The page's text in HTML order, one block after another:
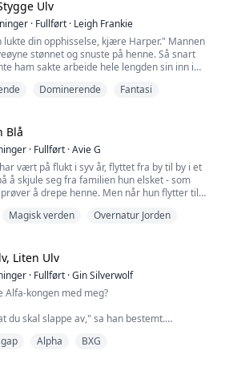
110 da?" fortsatte Rogan å spørre.
litt, og Rogan så forvirret på meg.
var m...
Ulv
· Fullført · Leigh Frankie
lukte din opphisselse, kjære Harper." Mannen
stønnet og snuste på henne. Så snart
ham sakte arbeide hele lengden sin inn i
åpnet Harper øynene. Hun gispet etter
kraftig over hele kroppen.
begynte å jobbe hos Carmichaels, hadde hun
Dominerende Fantasi
Blå
· Fullført ·Avie G
vært på flukt i syv år, flyttet fra by til by i et
å skjule seg fra familien hun elsket - som
å drepe henne. Men når hun flytter til
regel nummer én, ikke få venner, blir satt på
på o...
Magisk verden Overnatur Jorden
Liten Ulv
· Fullført ·Gin Silverwolf
Alfa-kongen med meg?
du skal slappe av," sa han bestemt.
å dekke meg til. De hasselbrune øynene hans
Alpha BXG